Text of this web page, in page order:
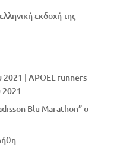
εκδοχή της
2021 | APOEL runners
2021
Blu Marathon” ο